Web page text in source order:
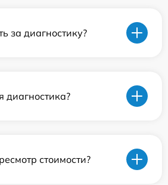
за диагностику?
диагностика?
стоимости?